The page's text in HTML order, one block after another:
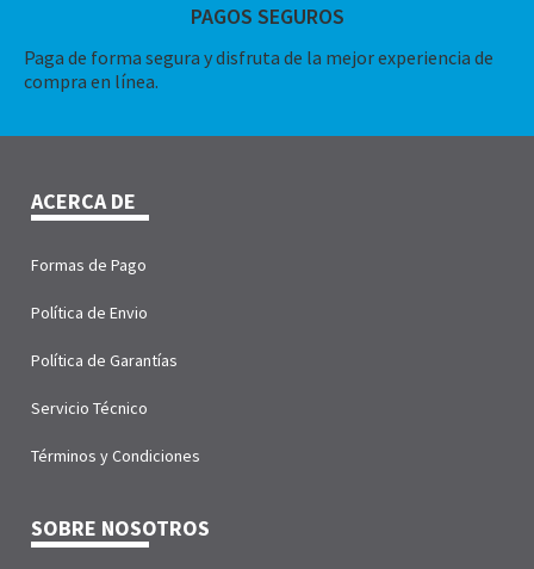
PAGOS SEGUROS
Paga de forma segura y disfruta de la mejor experiencia de
compra en línea.
ACERCA DE
Formas de Pago
Política de Envio
Política de Garantías
Servicio Técnico
Términos y Condiciones
SOBRE NOSOTROS